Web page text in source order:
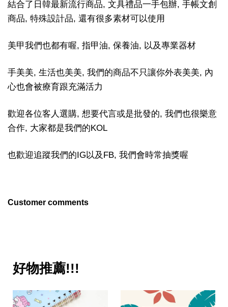
結合了日韓最新流行商品, 文具禮品一手包辦, 手帳文創
商品, 特殊設計品, 還有很多素材可以使用
美甲我們也都有喔, 指甲油, 保養油, 以及專業器材
手美美, 生活也美美, 我們的商品不只讓你外表美美, 內
心也會被療育跟充滿活力
歡迎各位客人選購, 想要代言或是批發的, 我們也很樂意
合作, 大家都是我們的KOL
也歡迎追蹤我們的IG以及FB, 我們會時常抽獎喔
Customer comments
好物推薦!!!